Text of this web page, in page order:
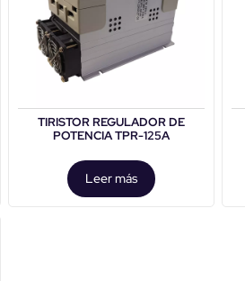
TIRISTOR REGULADOR DE
POTENCIA TPR-125A
Leer más